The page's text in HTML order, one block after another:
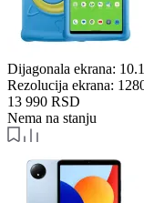
Dijagonala ekrana:
Rezolucija ekrana:
13 990 RSD
Nema na stanju